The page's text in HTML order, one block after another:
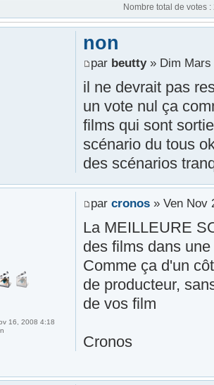
non
par beutty» Dim Mars
il ne devrait pas
un vote nul ça
films qui sont
scénario du tous
des scénarios
par cronos» Ven Nov
La MEILLEURE
des films dans
Comme ça d'un
de producteur,
de vos film
Cronos
16, 2008 4:18